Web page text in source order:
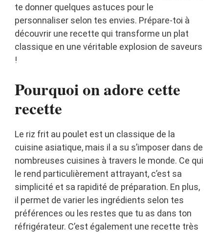
te donner quelques astuces pour le
personnaliser selon tes envies. Prépare-toi à
découvrir une recette qui transforme un plat
classique en une véritable explosion de saveurs
!
Pourquoi on adore cette
recette
Le riz frit au poulet est un classique de la
cuisine asiatique, mais il a su s’imposer dans de
nombreuses cuisines à travers le monde. Ce qui
le rend particulièrement attrayant, c’est sa
simplicité et sa rapidité de préparation. En plus,
il permet de varier les ingrédients selon tes
préférences ou les restes que tu as dans ton
réfrigérateur. C’est également une recette très